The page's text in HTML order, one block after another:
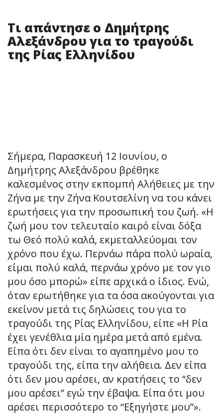
Τι απάντησε ο Δημήτρης
Αλεξάνδρου για το τραγούδι
της Ρίας Ελληνίδου
Σήμερα, Παρασκευή 12 Ιουνίου, ο
Δημήτρης Αλεξάνδρου βρέθηκε
καλεσμένος στην εκπομπή Αλήθειες με την
Ζήνα με την Ζήνα Κουτσελίνη να του κάνει
ερωτήσεις για την προσωπική του ζωή. «Η
ζωή μου τον τελευταίο καιρό είναι δόξα
τω Θεό πολύ καλά, εκμεταλλεύομαι τον
χρόνο που έχω. Περνάω πάρα πολύ ωραία,
είμαι πολύ καλά, περνάω χρόνο με τον γιο
μου όσο μπορώ» είπε αρχικά ο ίδιος. Ενώ,
όταν ερωτήθηκε για τα όσα ακούγονται για
εκείνον μετά τις δηλώσεις του για το
τραγούδι της Ρίας Ελληνίδου, είπε «Η Ρία
έχει γενέθλια μία ημέρα μετά από εμένα.
Είπα ότι δεν είναι το αγαπημένο μου το
τραγούδι της, είπα την αλήθεια. Δεν είπα
ότι δεν μου αρέσει, αν κρατήσεις το “δεν
μου αρέσει” εγώ την έβαψα. Είπα ότι μου
αρέσει περισσότερο το “Εξηγήστε μου”».